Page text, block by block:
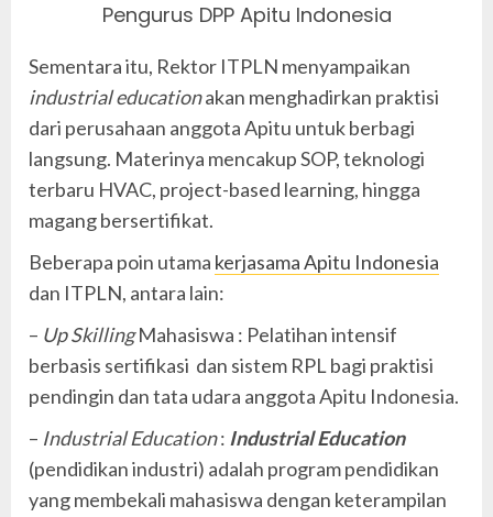
Pengurus DPP Apitu Indonesia
Sementara itu, Rektor ITPLN menyampaikan
industrial educationakan menghadirkan praktisi
dari perusahaan anggota Apitu untuk berbagi
langsung. Materinya mencakup SOP, teknologi
terbaru HVAC, project-based learning, hingga
magang bersertifikat.
Beberapa poin utama kerjasama Apitu Indonesia
dan ITPLN, antara lain:
– Up SkillingMahasiswa : Pelatihan intensif
berbasis sertifikasi dan sistem RPL bagi praktisi
pendingin dan tata udara anggota Apitu Indonesia.
– Industrial Education: Industrial Education
(pendidikan industri) adalah program pendidikan
yang membekali mahasiswa dengan keterampilan